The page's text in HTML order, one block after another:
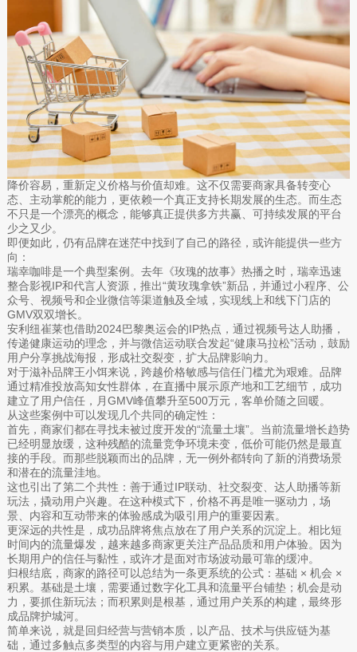
降价容易，重新定义价格与价值却难。这不仅需要商家具备转变心
态、主动掌舵的能力，更依赖一个真正支持长期发展的生态。而生态
不只是一个漂亮的概念，能够真正提供多方共赢、可持续发展的平台
少之又少。
即便如此，仍有品牌在迷茫中找到了自己的路径，或许能提供一些方
向：
瑞幸咖啡是一个典型案例。去年《玫瑰的故事》热播之时，瑞幸迅速
整合影视IP和代言人资源，推出“黄玫瑰拿铁”新品，并通过小程序、公
众号、视频号和企业微信等渠道触及全域，实现线上和线下门店的
GMV双双增长。
安利纽崔莱也借助2024巴黎奥运会的IP热点，通过视频号达人助播，
传递健康运动的理念，并与微信运动联合发起“健康马拉松”活动，鼓励
用户分享挑战海报，形成社交裂变，扩大品牌影响力。
对于滋补品牌王小饵来说，跨越价格敏感与信任门槛尤为艰难。品牌
通过精准投放高知女性群体，在直播中展示原产地和工艺细节，成功
建立了用户信任，月GMV峰值攀升至500万元，客单价随之回暖。
从这些案例中可以发现几个共同的确定性：
首先，商家们都在寻找未被过度开发的“流量土壤”。当前流量增长趋势
已经明显放缓，这种残酷的流量竞争环境未变，低价可能仍然是最直
接的手段。而那些脱颖而出的品牌，无一例外都转向了新的消费场景
和潜在的流量洼地。
这也引出了第二个共性：善于通过IP联动、社交裂变、达人助播等新
玩法，撬动用户兴趣。在这种模式下，价格不再是唯一驱动力，场
景、内容和互动带来的体验感成为吸引用户的重要因素。
更深远的共性是，成功品牌将焦点放在了用户关系的沉淀上。相比短
时间内的流量爆发，越来越多商家更关注产品品质和用户体验。因为
长期用户的信任与黏性，或许才是面对市场波动最可靠的缓冲。
归根结底，商家的路径可以总结为一条更系统的公式：基础 × 机会 ×
积累。基础是土壤，需要通过数字化工具和流量平台铺垫；机会是动
力，要抓住新玩法；而积累则是根基，通过用户关系的构建，最终形
成品牌护城河。
简单来说，就是回归经营与营销本质，以产品、技术与供应链为基
础，通过多触点多类型的内容与用户建立更紧密的关系。